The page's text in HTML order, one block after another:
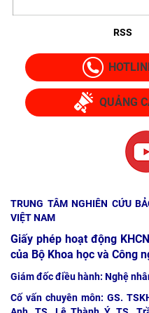
RSS
QUẢNG
TRUNG TÂM NGHIÊN CỨU
VIỆT NAM
Giấy phép hoạt động
của Bộ Khoa học và Công
Giám đốc điều hành: Nghệ
Cố vấn chuyên môn: GS.